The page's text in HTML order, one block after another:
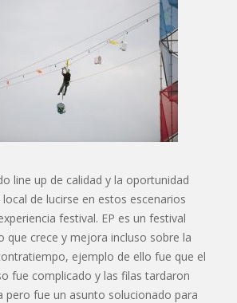
line up de calidad y la oportunidad
de lucirse en estos escenarios
festival. EP es un festival
que crece y mejora incluso sobre la
ejemplo de ello fue que el
fue complicado y las filas tardaron
pero fue un asunto solucionado para